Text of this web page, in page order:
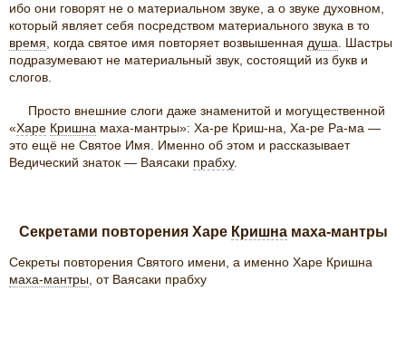
ПЕСНЯ
ЛЮБВИ
ибо они говорят не о материальном звуке, а о звуке духовном,
который являет себя посредством материального звука в то
время , когда святое имя повторяет возвышенная душа . Шастры
подразумевают не материальный звук, состоящий из букв и
слогов.
Просто внешние слоги даже знаменитой и могущественной
«Харе Кришна маха-мантры»: Ха-ре Криш-на, Ха-ре Ра-ма —
это ещё не Святое Имя. Именно об этом и рассказывает
Ведический знаток — Ваясаки прабху.
Секретами повторения Харе Кришнамаха-мантры
Секреты повторения Святого имени, а именно Харе Кришна
маха-мантры , от Ваясаки прабху